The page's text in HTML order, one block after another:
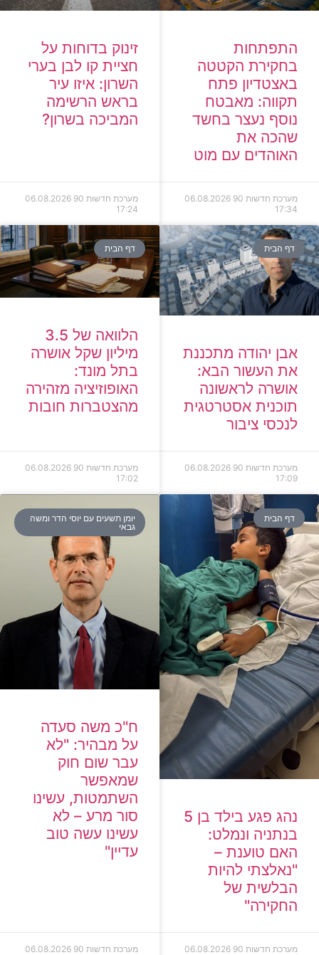
התפתחות
בחקירת הקטטה
באצטדיון פתח
תקווה: מאבטח
נוסף נעצר בחשד
שהכה את
האוהדים עם מוט
מערכת חדשות 90
06.08.2026
17:34
זינוק בדוחות על
חציית קו לבן בערי
השרון: איזו עיר
בראש הרשימה
המביכה בשרון?
מערכת חדשות 90
06.08.2026
17:24
דף הבית
אבן יהודה מתכננת
את העשור הבא:
אושרה לראשונה
תוכנית אסטרטגית
לנכסי ציבור
מערכת חדשות 90
06.08.2026
17:09
דף הבית
הלוואה של 3.5
מיליון שקל אושרה
בתל מונד:
האופוזיציה מזהירה
מהצטברות חובות
מערכת חדשות 90
06.08.2026
17:02
דף הבית
נהג פגע בילד בן 5
בנתניה ונמלט:
האם טוענת –
"נאלצתי להיות
הבלשית של
החקירה"
מערכת חדשות 90
06.08.2026
יומן תשעים עם יוסי הדר ומשה
גבאי
ח"כ משה סעדה
על מבהיר: "לא
עבר שום חוק
שמאפשר
השתמטות, עשינו
סור מרע – לא
עשינו עשה טוב
עדיין"
מערכת חדשות 90
06.08.2026